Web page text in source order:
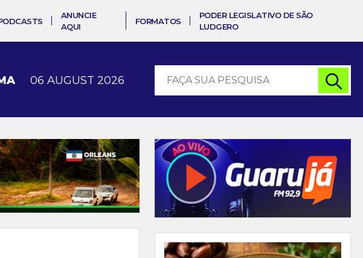
ANUNCIE
AQUI
FORMATOS
PODER LEGISLATIVO DE SÃO
LUDGERO
06 AUGUST 2026